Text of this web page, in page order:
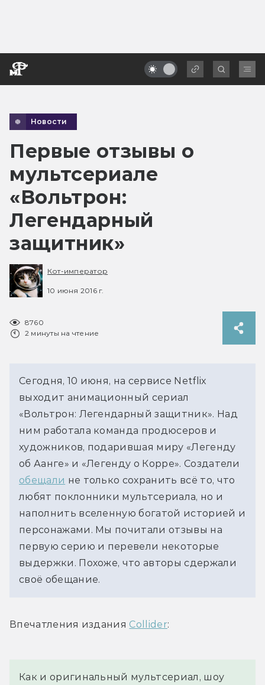
Новости
Первые отзывы о
мультсериале
«Вольтрон:
Легендарный
защитник»
Кот-император
10 июня 2016 г.
8760
2 минуты на чтение
Сегодня, 10 июня, на сервисе Netflix
выходит анимационный сериал
«Вольтрон: Легендарный защитник». Над
ним работала команда продюсеров и
художников, подарившая миру «Легенду
об Аанге» и «Легенду о Корре». Создатели
обещали не только сохранить всё то, что
любят поклонники мультсериала, но и
наполнить вселенную богатой историей и
персонажами. Мы почитали отзывы на
первую серию и перевели некоторые
выдержки. Похоже, что авторы сдержали
своё обещание.
Впечатления издания Collider:
Как и оригинальный мультсериал, шоу